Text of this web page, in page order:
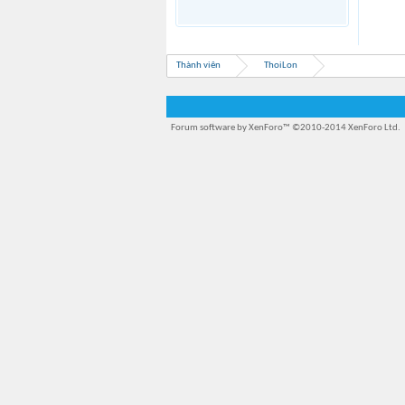
Thành viên ThoiLon
Forum software by XenForo™ ©2010-2014 XenForo Ltd.